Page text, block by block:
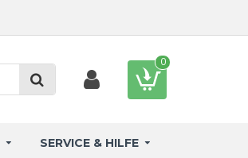
0
SERVICE & HILFE